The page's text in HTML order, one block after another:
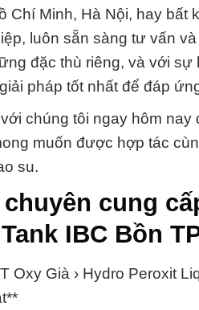
Chí Minh, Hà Nội, hay bất
luôn sẵn sàng tư vấn
đặc thù riêng, và với sự
pháp tốt nhất để đáp
chúng tôi ngay hôm
muốn được hợp tác
su.
cung
IBC Bồn
Oxy Già › Hydro Peroxit